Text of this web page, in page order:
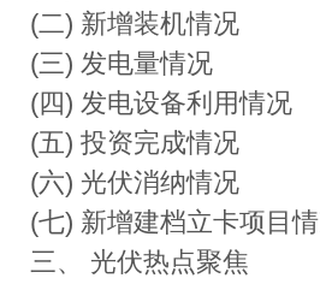
(二) 新增装机情况
(三) 发电量情况
(四) 发电设备利用情况
(五) 投资完成情况
(六) 光伏消纳情况
(七) 新增建档立卡项目
三、 光伏热点聚焦